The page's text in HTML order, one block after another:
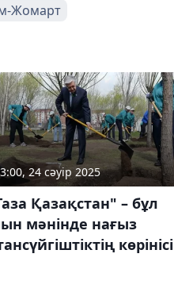
Жомарт
24 сәуір 2025
Қазақстан" – бұл
мәнінде нағыз
көрінісі